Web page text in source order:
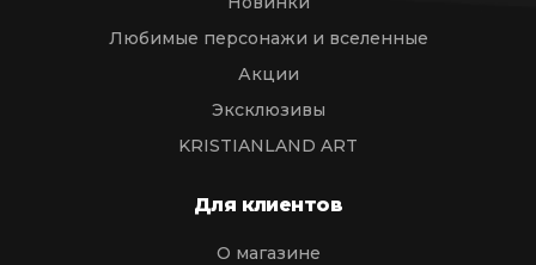
Любимые персонажи и вселенные
Акции
Эксклюзивы
KRISTIANLAND ART
Для клиентов
О магазине